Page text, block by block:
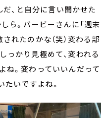
だ、と自分に言い聞かせた
ら。バービーさんに「週末
れたのかな（笑）変わる部
っかり見極めて、変われる
ね。変わっていいんだって
いですよね。